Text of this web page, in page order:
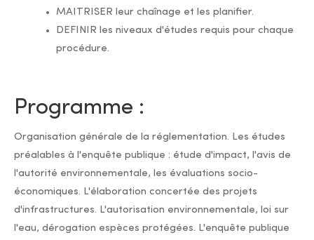
MAITRISER leur chaînage et les planifier.
DEFINIR les niveaux d'études requis pour chaque
procédure.
Programme :
Organisation générale de la réglementation. Les études
préalables à l'enquête publique : étude d'impact, l'avis de
l'autorité environnementale, les évaluations socio-
économiques. L'élaboration concertée des projets
d'infrastructures. L'autorisation environnementale, loi sur
l'eau, dérogation espèces protégées. L'enquête publique